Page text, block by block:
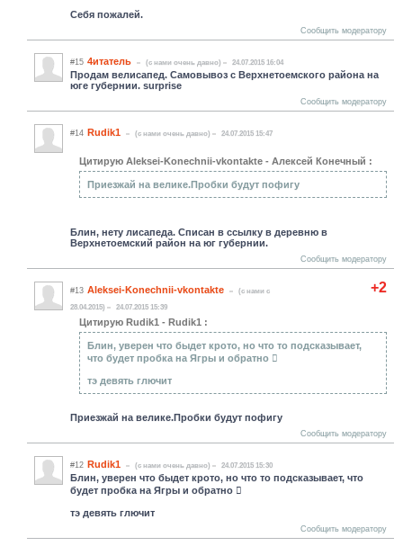
Себя пожалей.
Сообщить модератору
#15 4итатель (c нами очень давно) 24.07.2015 16:04
Продам велисапед. Самовывоз с Верхнетоемского района на
юге губернии. surprise
Сообщить модератору
#14 Rudik1 (c нами очень давно) 24.07.2015 15:47
Цитирую Aleksei-Konechnii-vkontakte - Алексей Конечный :
Приезжай на велике.Пробки будут пофигу
Блин, нету лисапеда. Списан в ссылку в деревню в
Верхнетоемский район на юг губернии.
Сообщить модератору
+2
#13 Aleksei-Konechnii-vkontakte
(c нами с
28.04.2015)
24.07.2015 15:39
Цитирую Rudik1 - Rudik1 :
Блин, уверен что быдет крото, но что то подсказывает,
что будет пробка на Ягры и обратно 
тэ девять глючит
Приезжай на велике.Пробки будут пофигу
Сообщить модератору
#12 Rudik1 (c нами очень давно) 24.07.2015 15:30
Блин, уверен что быдет крото, но что то подсказывает, что
будет пробка на Ягры и обратно 
тэ девять глючит
Сообщить модератору